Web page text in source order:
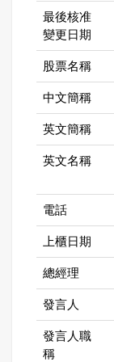
最後核准
變更日期
股票名稱
中文簡稱
英文簡稱
英文名稱
電話
上櫃日期
總經理
發言人
發言人職
稱